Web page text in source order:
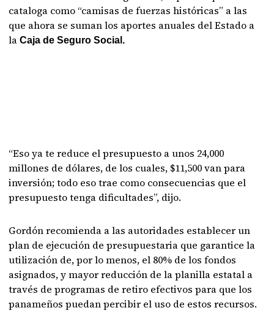
cataloga como “camisas de fuerzas históricas” a las
que ahora se suman los aportes anuales del Estado a
la Caja de Seguro Social.
“Eso ya te reduce el presupuesto a unos 24,000
millones de dólares, de los cuales, $11,500 van para
inversión; todo eso trae como consecuencias que el
presupuesto tenga dificultades”, dijo.
Gordón recomienda a las autoridades establecer un
plan de ejecución de presupuestaria que garantice la
utilización de, por lo menos, el 80% de los fondos
asignados, y mayor reducción de la planilla estatal a
través de programas de retiro efectivos para que los
panameños puedan percibir el uso de estos recursos.